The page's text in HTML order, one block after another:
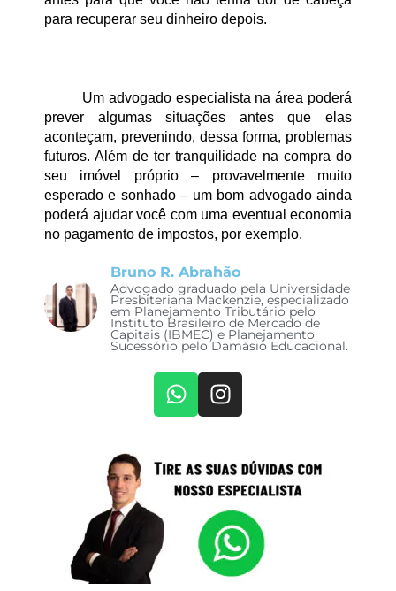
para recuperar seu dinheiro depois.
Um advogado especialista na área poderá
prever algumas situações antes que elas
aconteçam, prevenindo, dessa forma, problemas
futuros. Além de ter tranquilidade na compra do
seu imóvel próprio – provavelmente muito
esperado e sonhado – um bom advogado ainda
poderá ajudar você com uma eventual economia
no pagamento de impostos, por exemplo.
Bruno R. Abrahão
Advogado graduado pela Universidade
Presbiteriana Mackenzie, especializado
em Planejamento Tributário pelo
Instituto Brasileiro de Mercado de
Capitais (IBMEC) e Planejamento
Sucessório pelo Damásio Educacional.